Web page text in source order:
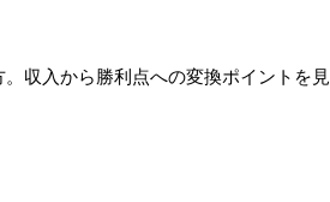
収入から勝利点への変換ポイントを見